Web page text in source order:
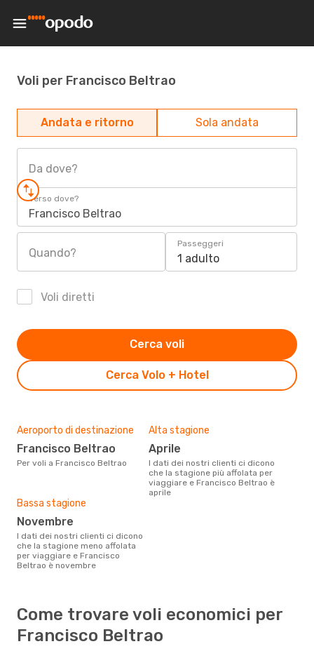
Voli per Francisco Beltrao
Andata e ritorno Sola andata
Da dove?
Verso dove?
Francisco Beltrao
Quando?
Passeggeri
1 adulto
Voli diretti
Cerca Volo + Hotel
Cerca voli
Aeroporto di destinazione
Francisco Beltrao
Per voli a Francisco Beltrao
Alta stagione
aprile
I dati dei nostri clienti ci dicono
che la stagione più affolata per
viaggiare e Francisco Beltrao è
aprile
Bassa stagione
novembre
I dati dei nostri clienti ci dicono
che la stagione meno affolata
per viaggiare e Francisco
Beltrao è novembre
Come trovare voli economici per
Francisco Beltrao